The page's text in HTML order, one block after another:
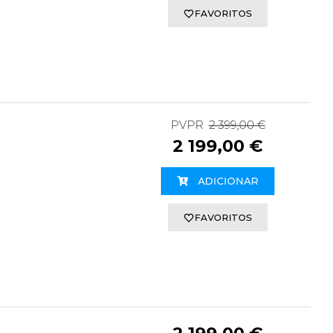
FAVORITOS
PVPR 2 399,00 €
2 199,00 €
ADICIONAR
FAVORITOS